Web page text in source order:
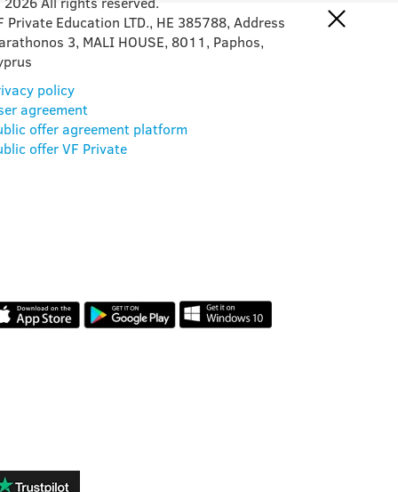
Private Education LTD., HE 385788, Address
3, MALI HOUSE, 8011, Paphos,
policy
agreement
offer agreement platform
offer VF Private